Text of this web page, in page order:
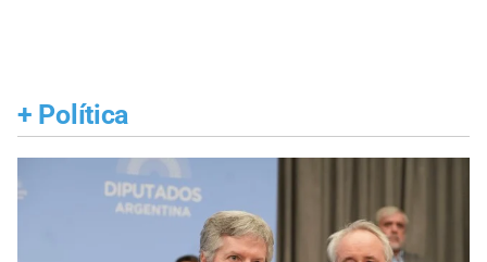
+ Política